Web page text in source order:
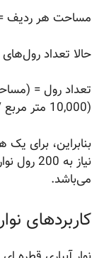
مساحت هر ردیف = (100 متر × 0.5 متر) = 50 متر مربع
حالا تعداد رول‌های
تعداد رول =
می‌باشد.
کاربردهای